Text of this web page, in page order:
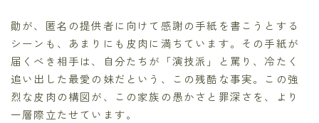
勛が、匿名の提供者に向けて感謝の手紙を書こうとする
シーンも、あまりにも皮肉に満ちています。その手紙が
届くべき相手は、自分たちが「演技派」と罵り、冷たく
追い出した最愛の妹だという、この残酷な事実。この強
烈な皮肉の構図が、この家族の愚かさと罪深さを、より
一層際立たせています。